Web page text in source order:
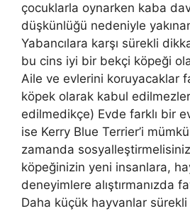
çocuklarla oynarken kaba
düşkünlüğü nedeniyle
Yabancılara karşı sürekli
bu cins iyi bir bekçi köpeği
Aile ve evlerini koruyacaklar
köpek olarak kabul
edilmedikçe) Evde farklı bir
ise Kerry Blue Terrier’i
zamanda
köpeğinizin yeni insanlara,
deneyimlere alıştırmanızda
Daha küçük hayvanlar